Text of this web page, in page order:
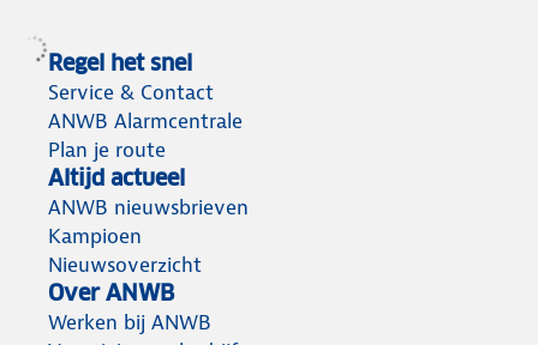
Regel het snel
Service & Contact
ANWB Alarmcentrale
Plan je route
Altijd actueel
ANWB nieuwsbrieven
Kampioen
Nieuwsoverzicht
Over ANWB
Werken bij ANWB